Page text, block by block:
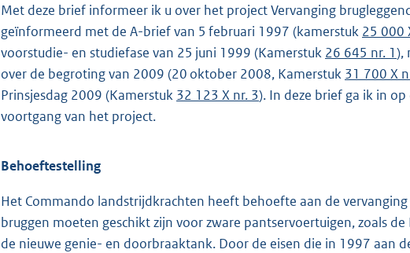
:
4
5
K
b
Met deze brief informeer ik u over het project Vervanging
geïnformeerd met de A-brief van 5 februari 1997 (kamerstuk 25 000
voorstudie- en studiefase van 25 juni 1999 (Kamerstuk 26 645 nr. 1),
over de begroting van 2009 (20 oktober 2008, Kamerstuk 31 700 X
Prinsjesdag 2009 (Kamerstuk 32 123 X nr. 3). In deze brief ga ik in
voortgang van het project.
Behoeftestelling
Het Commando landstrijdkrachten heeft behoefte aan de
bruggen moeten geschikt zijn voor zware pantservoertuigen, zoals
de nieuwe genie- en doorbraaktank. Door de eisen die in 1997 aan